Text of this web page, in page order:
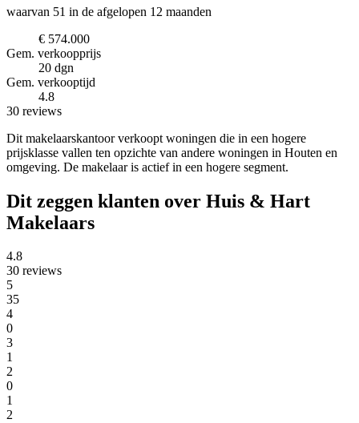
waarvan 51 in de afgelopen 12 maanden
€ 574.000
Gem. verkoopprijs
20 dgn
Gem. verkooptijd
4.8
30 reviews
Dit makelaarskantoor verkoopt woningen die in een hogere
prijsklasse vallen ten opzichte van andere woningen in Houten en
omgeving. De makelaar is actief in een hogere segment.
Dit zeggen klanten over Huis & Hart
Makelaars
4.8
30 reviews
5
35
4
0
3
1
2
0
1
2